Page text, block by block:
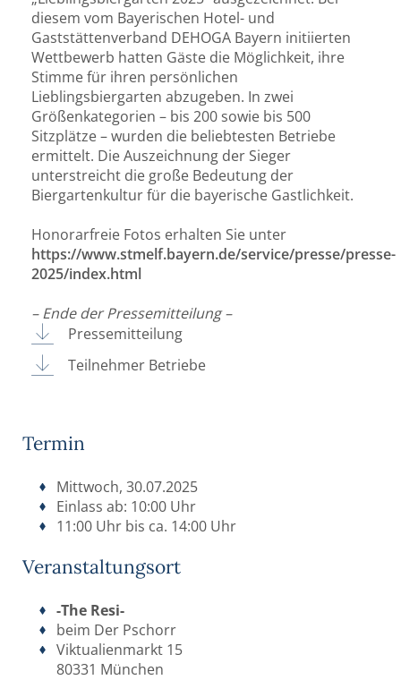
diesem vom Bayerischen Hotel- und
Gaststättenverband DEHOGA Bayern initiierten
Wettbewerb hatten Gäste die Möglichkeit, ihre
Stimme für ihren persönlichen
Lieblingsbiergarten abzugeben. In zwei
Größenkategorien – bis 200 sowie bis 500
Sitzplätze – wurden die beliebtesten Betriebe
ermittelt. Die Auszeichnung der Sieger
unterstreicht die große Bedeutung der
Biergartenkultur für die bayerische Gastlichkeit.
Honorarfreie Fotos erhalten Sie unter
https://www.stmelf.bayern.de/service/presse/presse-
2025/index.html
– Ende der Pressemitteilung –
Pressemitteilung
Teilnehmer Betriebe
Termin
Mittwoch, 30.07.2025
Einlass ab: 10:00 Uhr
11:00 Uhr bis ca. 14:00 Uhr
Veranstaltungsort
-The Resi-
beim Der Pschorr
Viktualienmarkt 15
80331 München